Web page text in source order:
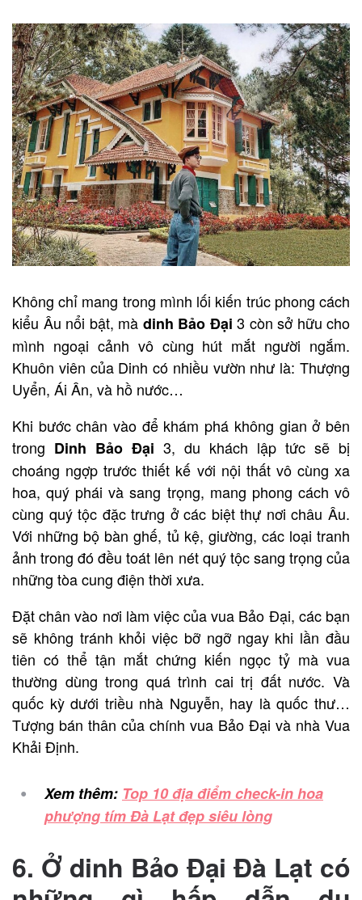
Không chỉ mang trong mình lối kiến trúc phong cách
kiểu Âu nổi bật, mà dinh Bảo Đại 3 còn sở hữu cho
mình ngoại cảnh vô cùng hút mắt người ngắm.
Khuôn viên của Dinh có nhiều vườn như là: Thượng
Uyển, Ái Ân, và hồ nước…
Khi bước chân vào để khám phá không gian ở bên
trong Dinh Bảo Đại 3, du khách lập tức sẽ bị
choáng ngợp trước thiết kế với nội thất vô cùng xa
hoa, quý phái và sang trọng, mang phong cách vô
cùng quý tộc đặc trưng ở các biệt thự nơi châu Âu.
Với những bộ bàn ghế, tủ kệ, giường, các loại tranh
ảnh trong đó đều toát lên nét quý tộc sang trọng của
những tòa cung điện thời xưa.
Đặt chân vào nơi làm việc của vua Bảo Đại, các bạn
sẽ không tránh khỏi việc bỡ ngỡ ngay khi lần đầu
tiên có thể tận mắt chứng kiến ngọc tỷ mà vua
thường dùng trong quá trình cai trị đất nước. Và
quốc kỳ dưới triều nhà Nguyễn, hay là quốc thư…
Tượng bán thân của chính vua Bảo Đại và nhà Vua
Khải Định.
Xem thêm: Top 10 địa điểm check-in hoa
phượng tím Đà Lạt đẹp siêu lòng
6. Ở dinh Bảo Đại Đà Lạt có